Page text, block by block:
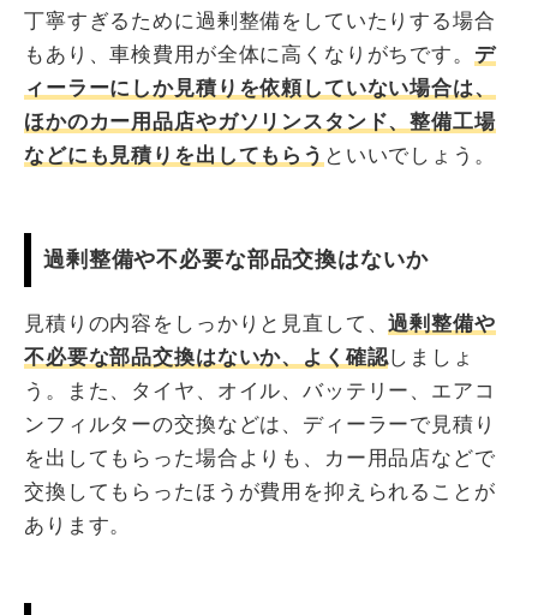
丁寧すぎるために過剰整備をしていたりする場合
もあり、車検費用が全体に高くなりがちです。 デ
ィーラーにしか見積りを依頼していない場合は、
ほかのカー用品店やガソリンスタンド、整備工場
などにも見積りを出してもらう といいでしょう。
過剰整備や不必要な部品交換はないか
見積りの内容をしっかりと見直して、過剰整備や
不必要な部品交換はないか、よく確認しましょ
う。また、タイヤ、オイル、バッテリー、エアコ
ンフィルターの交換などは、ディーラーで見積り
を出してもらった場合よりも、カー用品店などで
交換してもらったほうが費用を抑えられることが
あります。